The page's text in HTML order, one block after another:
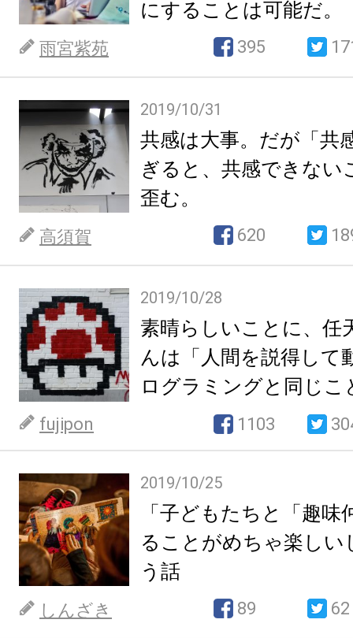
にすることは可能だ。
雨宮紫苑 395
2019/10/31
共感は大事。だが「共
ぎると、共感できない
歪む。
高須賀 620
2019/10/28
素晴らしいことに、任
んは「人間を説得して
ログラミングと同じこ
fujipon 1103
2019/10/25
「子どもたちと「趣
ることがめちゃ楽しい
う話
しんざき 89 62